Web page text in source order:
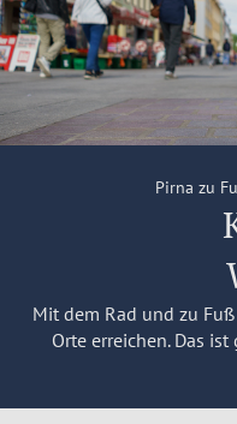
Pirna zu
Mit dem Rad und zu
Orte erreichen. Das